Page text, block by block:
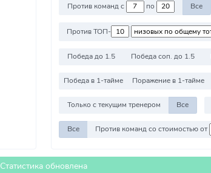
Против команд с по Все
Против ТОП-
Победа до 1.5 Победа соп. до 1.5
Победа в 1-тайме Поражение в 1-тайме
Только с текущим тренером Все
Все Против команд со стоимостью от
Статистика обновлена